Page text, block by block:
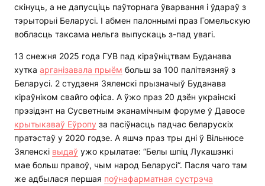
скінуць, а не дапусціць паўторнага ўварвання і ўдараў з
тэрыторыі Беларусі. І абмен палоннымі праз Гомельскую
вобласць таксама нельга выпускаць з-пад увагі.
13 снежня 2025 года ГУВ пад кіраўніцтвам Буданава
хутка арганізавала прыём больш за 100 палітвязняў з
Беларусі. 2 студзеня Зяленскі прызначыў Буданава
кіраўніком свайго офіса. А ўжо праз 20 дзён украінскі
прэзідэнт на Сусветным эканамічным форуме ў Давосе
крытыкаваў Еўропу за пасіўнасць падчас беларускіх
пратэстаў у 2020 годзе. А яшчэ праз тры дні ў Вільнюсе
Зяленскі выдаў ужо крылатае: “Белы шпіц Лукашэнкі
мае больш правоў, чым народ Беларусі“. Пасля чаго там
же адбылася першая поўнафарматная сустрэча